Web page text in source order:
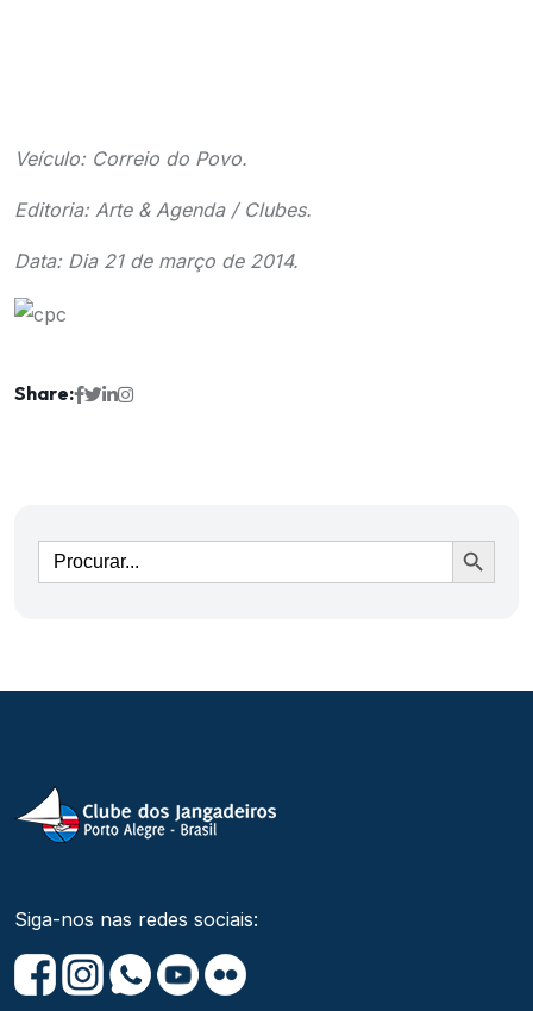
Veículo: Correio do Povo.
Editoria: Arte & Agenda / Clubes.
Data: Dia 21 de março de 2014.
Share:
Ir
Siga-nos nas redes sociais: